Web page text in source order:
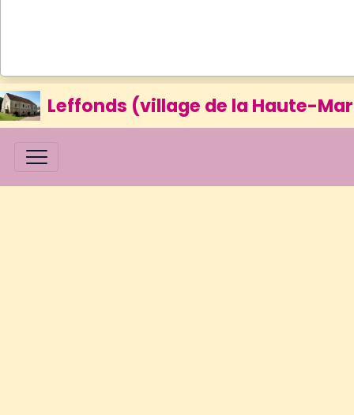
Leffonds (village de la Haute-